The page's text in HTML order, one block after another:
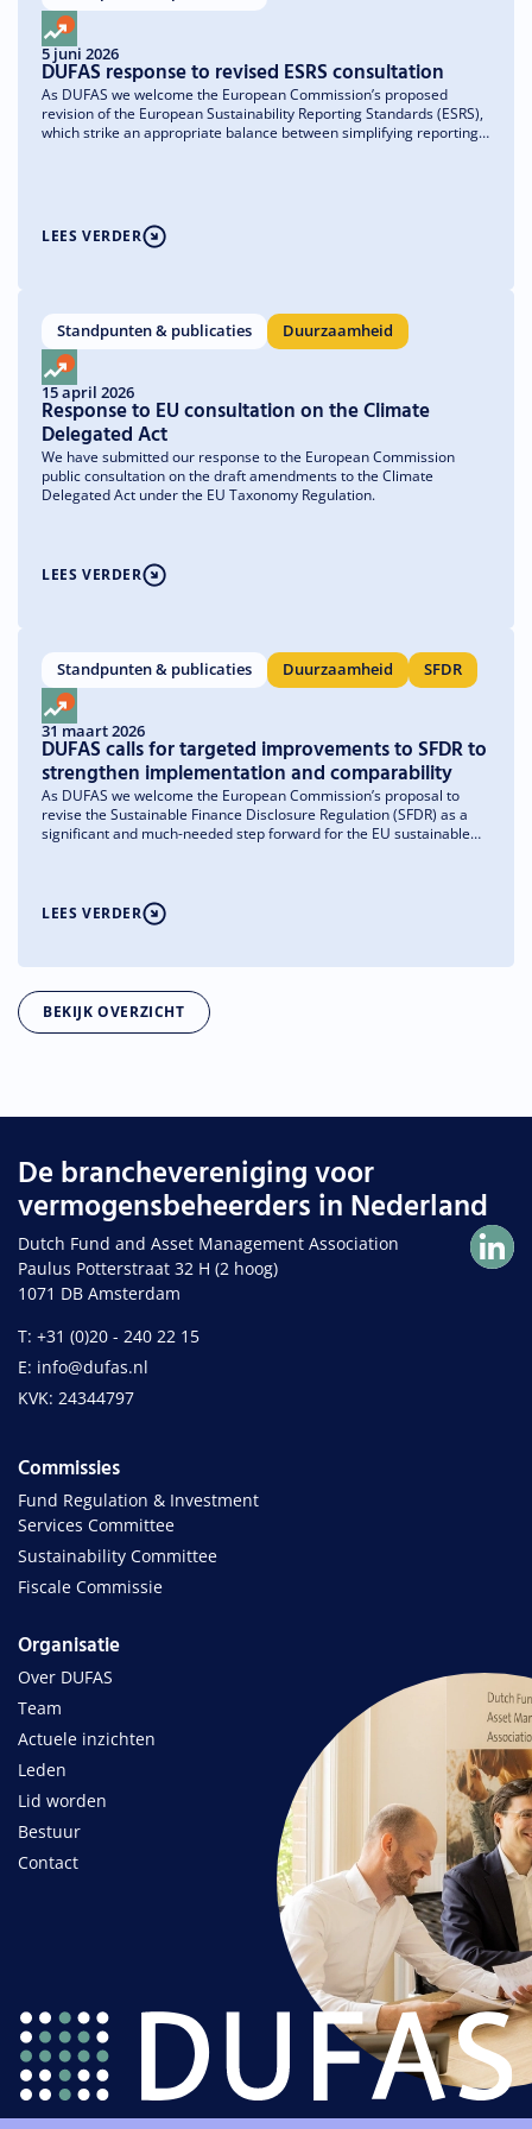
5 juni 2026
DUFAS response to revised ESRS consultation
As DUFAS we welcome the European Commission’s proposed
revision of the European Sustainability Reporting Standards (ESRS),
which strike an appropriate balance between simplifying reporting
legal certainty for the asset management industry.
LEES VERDER
Standpunten & publicaties Duurzaamheid
15 april 2026
Response to EU consultation on the Climate
Delegated Act
We have submitted our response to the European Commission
public consultation on the draft amendments to the Climate
Delegated Act under the EU Taxonomy Regulation.
LEES VERDER
Standpunten & publicaties Duurzaamheid SFDR
31 maart 2026
DUFAS calls for targeted improvements to SFDR to
strengthen implementation and comparability
As DUFAS we welcome the European Commission’s proposal to
revise the Sustainable Finance Disclosure Regulation (SFDR) as a
significant and much-needed step forward for the EU sustainable
sustainable economy. The proposed shift toward a product-focused
framework, combined with a simplification of entity-level
regulation more practical and effective. At the same time, we
revised framework is workable in practice, supports capital
allocation to sustainable activities, and enhances comparability for
LEES VERDER
BEKIJK OVERZICHT
De branchevereniging voor
vermogensbeheerders in Nederland
Dutch Fund and Asset Management Association
Paulus Potterstraat 32 H (2 hoog)
1071 DB Amsterdam
T: +31 (0)20 - 240 22 15
E: info@dufas.nl
KVK: 24344797
Commissies
Fund Regulation & Investment
Services Committee
Sustainability Committee
Fiscale Commissie
Organisatie
Over DUFAS
Team
Actuele inzichten
Leden
Lid worden
Bestuur
Contact